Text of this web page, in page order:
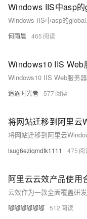
Windows IIS中asp
Windows IIS中asp的
何雨晨 465
Windows10 IIS Web
Windows10 IIS Web服务
追逐时光者 577
lsug6eziqmdfk1111 475
嘟嘟嘟嘟嘟嘟 512